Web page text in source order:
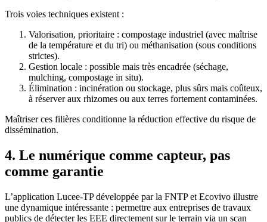
Trois voies techniques existent :
Valorisation, prioritaire : compostage industriel (avec maîtrise
de la température et du tri) ou méthanisation (sous conditions
strictes).
Gestion locale : possible mais très encadrée (séchage,
mulching, compostage in situ).
Élimination : incinération ou stockage, plus sûrs mais coûteux,
à réserver aux rhizomes ou aux terres fortement contaminées.
Maîtriser ces filières conditionne la réduction effective du risque de
dissémination.
4. Le numérique comme capteur, pas
comme garantie
L’application Lucee-TP développée par la FNTP et Ecovivo illustre
une dynamique intéressante : permettre aux entreprises de travaux
publics de détecter les EEE directement sur le terrain via un scan